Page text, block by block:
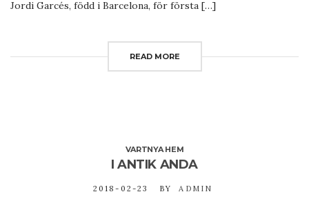
Jordi Garcés, född i Barcelona, för första […]
READ MORE
VARTNYA HEM
I ANTIK ANDA
2018-02-23 BY ADMIN